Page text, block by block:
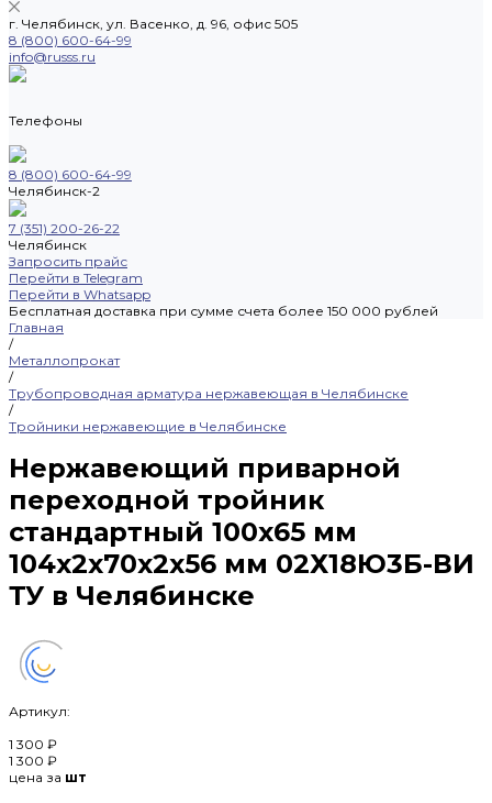
г. Челябинск, ул. Васенко, д. 96, офис 505
8 (800) 600-64-99
info@russs.ru
Телефоны
8 (800) 600-64-99
Челябинск-2
7 (351) 200-26-22
Челябинск
Запросить прайс
Перейти в Telegram
Перейти в Whatsapp
Бесплатная доставка при сумме счета более 150 000 рублей
Главная
/
Металлопрокат
/
Трубопроводная арматура нержавеющая в Челябинске
/
Тройники нержавеющие в Челябинске
Нержавеющий приварной
переходной тройник
стандартный 100х65 мм
104х2х70х2х56 мм 02Х18Ю3Б-ВИ
ТУ в Челябинске
Артикул:
1 300 ₽
1 300 ₽
цена за шт